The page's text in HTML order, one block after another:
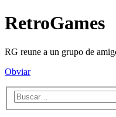
RetroGames
RG reune a un grupo de
Obviar